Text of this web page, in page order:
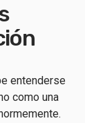
entenderse
como una